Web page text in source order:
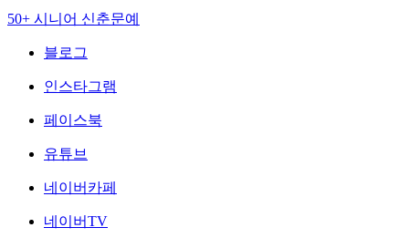
50+ 시니어 신춘문예
블로그
인스타그램
페이스북
유튜브
네이버카페
네이버TV